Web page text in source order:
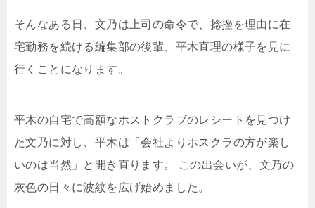
そんなある日、文乃は上司の命令で、捻挫を理由に在
宅勤務を続ける編集部の後輩、平木直理の様子を見に
行くことになります。
平木の自宅で高額なホストクラブのレシートを見つけ
た文乃に対し、平木は「会社よりホスクラの方が楽し
いのは当然」と開き直ります。 この出会いが、文乃の
灰色の日々に波紋を広げ始めました。